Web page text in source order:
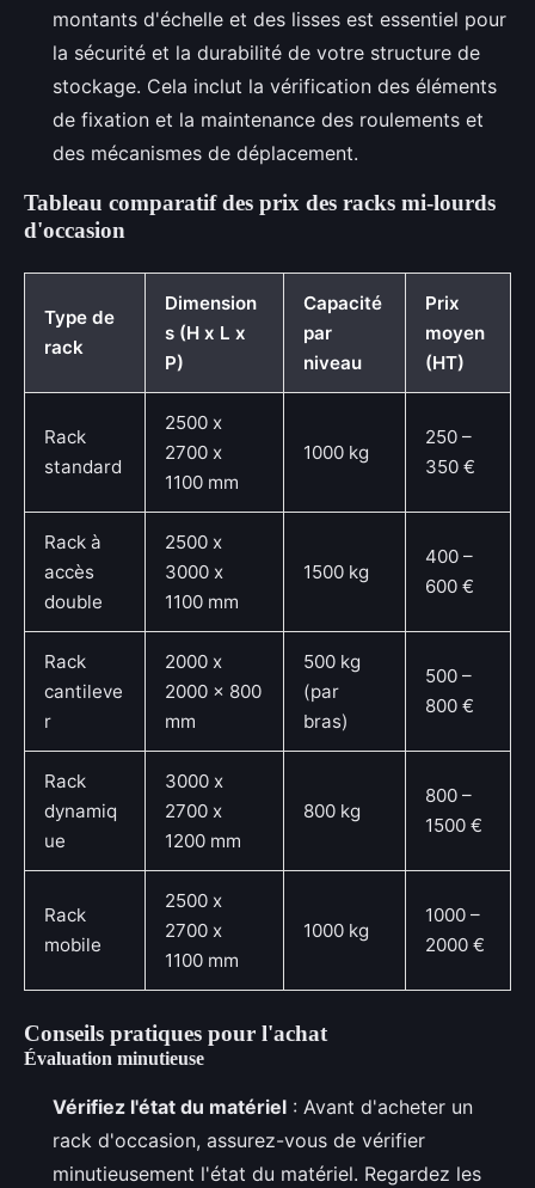
montants d'échelle et des lisses est essentiel pour
la sécurité et la durabilité de votre structure de
stockage. Cela inclut la vérification des éléments
de fixation et la maintenance des roulements et
des mécanismes de déplacement.
Tableau comparatif des prix des racks mi-lourds
d'occasion
Type de
rack
Dimension
s (H x L x
P)
Capacité
par
niveau
Prix
moyen
(HT)
Rack
standard
2500 x
2700 x
1100 mm
1000 kg
250 –
350 €
Rack à
accès
double
2500 x
3000 x
1100 mm
1500 kg
400 –
600 €
Rack
cantileve
r
2000 x
2000 x 800
mm
500 kg
(par
bras)
500 –
800 €
Rack
dynamiq
ue
3000 x
2700 x
1200 mm
800 kg
800 –
1500 €
Rack
mobile
2500 x
2700 x
1100 mm
1000 kg
1000 –
2000 €
Conseils pratiques pour l'achat
Évaluation minutieuse
Vérifiez l'état du matériel : Avant d'acheter un
rack d'occasion, assurez-vous de vérifier
minutieusement l'état du matériel. Regardez les